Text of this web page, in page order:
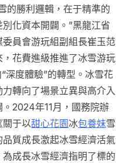
的勝利邏輯，在于精準的
化資本開闢。”黑龍江省
員會游玩組副組長崔玉范
花費進級推進了冰雪游玩
深度體驗”的轉型。冰雪花
轉向了場景立異與高介入
。2024年11月，國務院辦
關于以甜心花園冰包養妹雪
品質成長激起冰雪經濟活氣
成長冰雪經濟指明了標的